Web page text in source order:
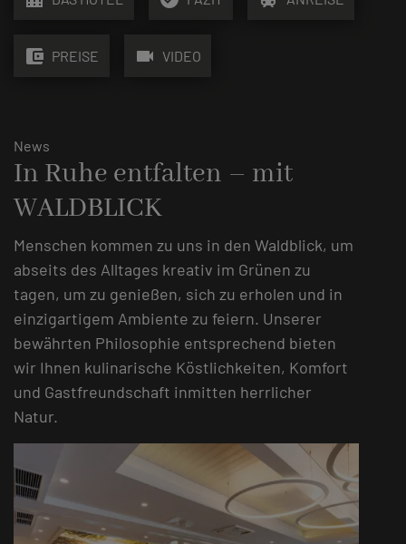
account_balance_wallet PREISE videocam VIDEO
News
In Ruhe entfalten – mit
WALDBLICK
Menschen kommen zu uns in den Waldblick, um
abseits des Alltages kreativ im Grünen zu
tagen, um zu genießen, sich zu erholen und in
einzigartigem Ambiente zu feiern. Unserer
bewährten Philosophie entsprechend bieten
wir Ihnen kulinarische Köstlichkeiten, Komfort
und Gastfreundschaft inmitten herrlicher
Natur.